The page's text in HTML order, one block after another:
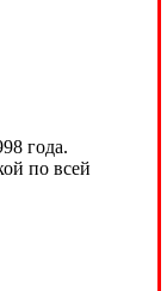
года.
по всей